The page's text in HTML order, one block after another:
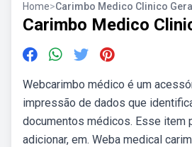
Home>Carimbo Medico Clinico Geral
Carimbo Medico
Webcarimbo médico é um
impressão de dados que
documentos médicos. Esse item
adicionar, em. Weba medical